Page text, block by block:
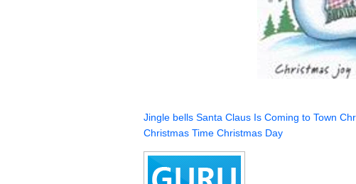
Jingle bells Santa Claus Is Coming to Town
Christmas Time Christmas Day